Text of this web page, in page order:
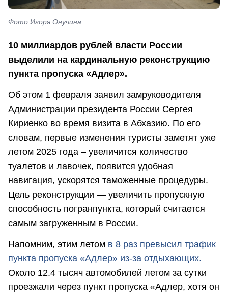
Фото Игоря Онучина
10 миллиардов рублей власти России
выделили на кардинальную реконструкцию
пункта пропуска «Адлер».
Об этом 1 февраля заявил замруководителя
Администрации президента России Сергея
Кириенко во время визита в Абхазию. По его
словам, первые изменения туристы заметят уже
летом 2025 года – увеличится количество
туалетов и лавочек, появится удобная
навигация, ускорятся таможенные процедуры.
Цель реконструкции — увеличить пропускную
способность погранпункта, который считается
самым загруженным в России.
Напомним, этим летом в 8 раз превысил трафик
пункта пропуска «Адлер» из-за отдыхающих.
Около 12.4 тысяч автомобилей летом за сутки
проезжали через пункт пропуска «Адлер, хотя он